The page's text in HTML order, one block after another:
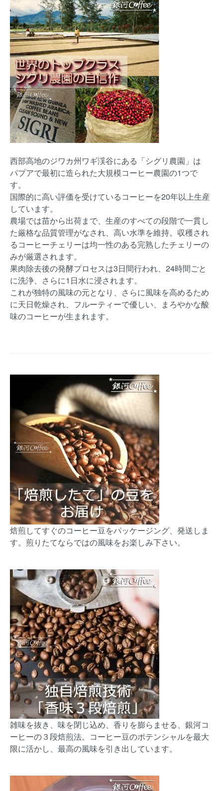
西部高地のジワカ州ワギ渓谷にある「シグリ農園」は
パプアで最初に造られた大規模コーヒー農園の1つで
す。
国際的に高い評価を受けているコーヒーを20年以上生産
しています。
農場では苗から出荷まで、生産のすべての段階で一貫し
た厳格な品質管理がなされ、高い水準を維持。収穫され
るコーヒーチェリーは均一性のある完熟したチェリーの
みが厳選されます。
果肉除去後の発酵プロセスは3日間行われ、24時間ごと
に洗浄、さらに1日水に浸されます。
これが独特の風味の元となり、さらに風味を高めるため
に天日乾燥され、フルーティーで優しい、まろやかな酸
味のコーヒーが生まれます。
焙煎してすぐのコーヒー豆をパッケージング、発送しま
す。煎りたてならではの風味をお楽しみ下さい。
雑味を抜き、味を閉じ込め、香りを膨らませる、銀河コ
ーヒーの３段焙煎法。コーヒー豆のポテンシャルを最大
限に活かし、最高の風味を引き出しています。